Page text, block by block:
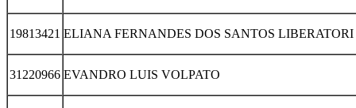
19813421 ELIANA FERNANDES DOS SANTOS LIBERATORI
31220966 EVANDRO LUIS VOLPATO